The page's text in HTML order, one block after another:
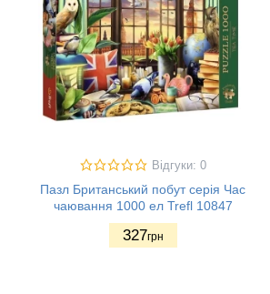
Відгуки: 0
Пазл Британський побут серія Час
чаювання 1000 ел Trefl 10847
327грн